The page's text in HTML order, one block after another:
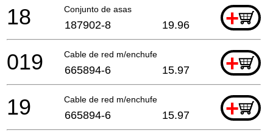
Conjunto de asas +
18 187902-8 19.96
Cable de red m/enchufe +
019 665894-6 15.97
Cable de red m/enchufe +
19 665894-6 15.97